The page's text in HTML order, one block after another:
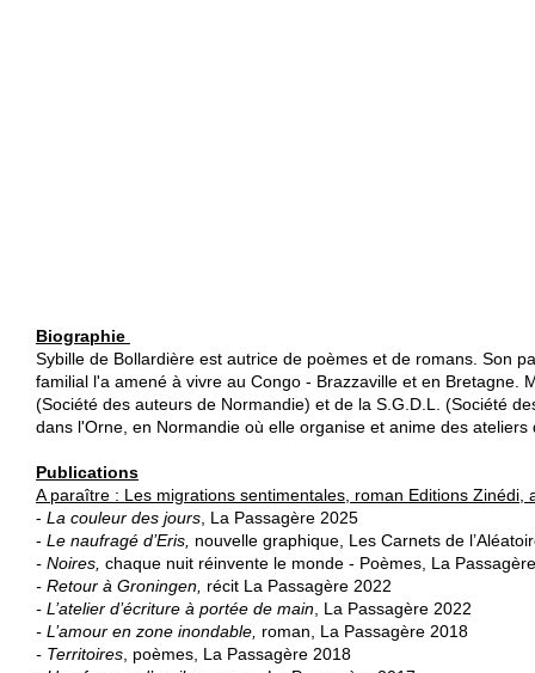
Sybille de Bollardière est autrice de poèmes et de romans. Son
familial l'a amené à vivre au Congo - Brazzaville et en Bretagne.
(Société des auteurs de Normandie) et de la S.G.D.L. (Société
A paraître : Les migrations sentimentales, roman Editions Zinédi,
- La couleur des jours , La Passagère 2025
- Le naufragé d’Eris, nouvelle graphique, Les Carnets de
- Noires,
- Retour à Groningen,
- L’atelier d’écriture à portée de main
- L’amour en zone inondable,
- Territoires , poèmes, La Passagère 2018